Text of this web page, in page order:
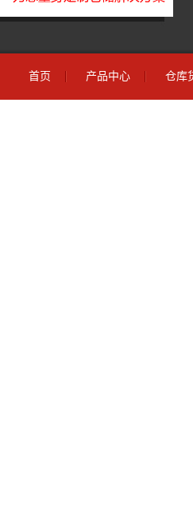
首页 产品中心 仓库